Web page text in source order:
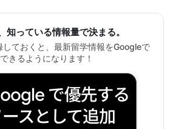
知っている情報量で決まる。
しておくと、最新留学情報をGoogleで
きるようになります！